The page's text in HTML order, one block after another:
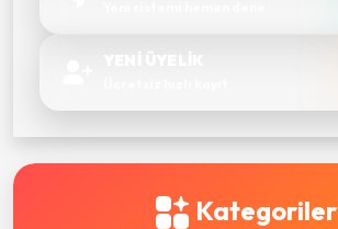
Kategoriler